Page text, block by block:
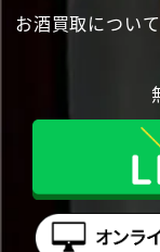
お酒買取につい